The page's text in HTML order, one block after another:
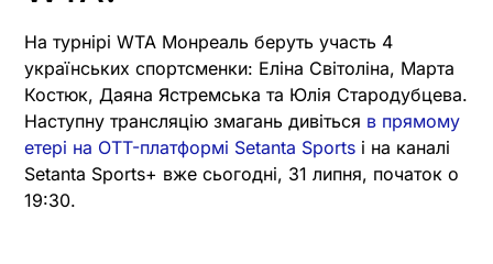
На турнірі WTA Монреаль беруть участь 4
українських спортсменки: Еліна Світоліна, Марта
Костюк, Даяна Ястремська та Юлія Стародубцева.
Наступну трансляцію змагань дивіться в прямому
етері на OTT-платформі Setanta Sports і на каналі
Setanta Sports+ вже сьогодні, 31 липня, початок о
19:30.